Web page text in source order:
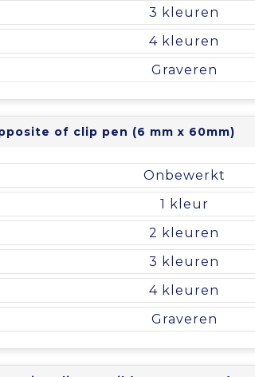
3
4
Graveren
of clip pen (6 mm x 60mm)
Onbewerkt
1
2
3
4
Graveren